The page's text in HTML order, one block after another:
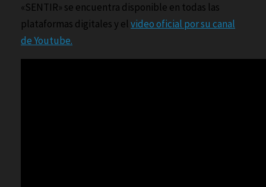
«SENTIR» se encuentra disponible en todas las
plataformas digitales y elvideo oficial por su canal
de Youtube.